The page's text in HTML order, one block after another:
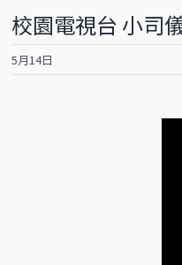
校園電視台 小司
5月14日